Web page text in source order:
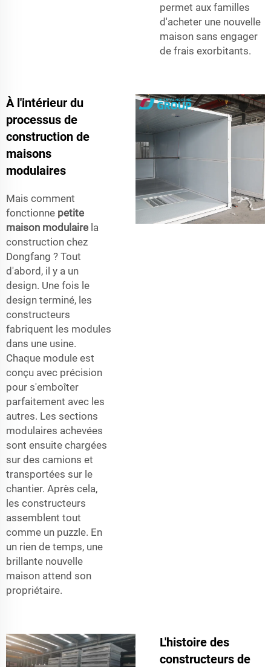
permet aux familles
d'acheter une nouvelle
maison sans engager
de frais exorbitants.
À l'intérieur du
processus de
construction de
maisons
modulaires
Mais comment
fonctionne petite
maison modulaire la
construction chez
Dongfang ? Tout
d'abord, il y a un
design. Une fois le
design terminé, les
constructeurs
fabriquent les modules
dans une usine.
Chaque module est
conçu avec précision
pour s'emboîter
parfaitement avec les
autres. Les sections
modulaires achevées
sont ensuite chargées
sur des camions et
transportées sur le
chantier. Après cela,
les constructeurs
assemblent tout
comme un puzzle. En
un rien de temps, une
brillante nouvelle
maison attend son
propriétaire.
L'histoire des
constructeurs de